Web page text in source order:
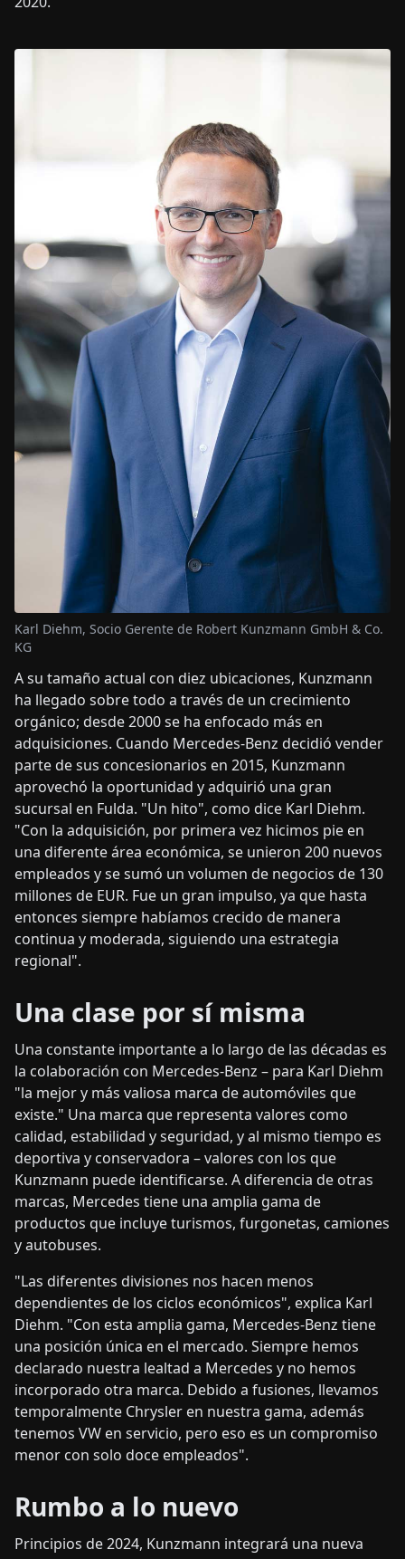
Karl Diehm, Socio Gerente de Robert Kunzmann GmbH & Co.
KG
A su tamaño actual con diez ubicaciones, Kunzmann
ha llegado sobre todo a través de un crecimiento
orgánico; desde 2000 se ha enfocado más en
adquisiciones. Cuando Mercedes-Benz decidió vender
parte de sus concesionarios en 2015, Kunzmann
aprovechó la oportunidad y adquirió una gran
sucursal en Fulda. "Un hito", como dice Karl Diehm.
"Con la adquisición, por primera vez hicimos pie en
una diferente área económica, se unieron 200 nuevos
empleados y se sumó un volumen de negocios de 130
millones de EUR. Fue un gran impulso, ya que hasta
entonces siempre habíamos crecido de manera
continua y moderada, siguiendo una estrategia
regional".
Una clase por sí misma
Una constante importante a lo largo de las décadas es
la colaboración con Mercedes-Benz – para Karl Diehm
"la mejor y más valiosa marca de automóviles que
existe." Una marca que representa valores como
calidad, estabilidad y seguridad, y al mismo tiempo es
deportiva y conservadora – valores con los que
Kunzmann puede identificarse. A diferencia de otras
marcas, Mercedes tiene una amplia gama de
productos que incluye turismos, furgonetas, camiones
y autobuses.
"Las diferentes divisiones nos hacen menos
dependientes de los ciclos económicos", explica Karl
Diehm. "Con esta amplia gama, Mercedes-Benz tiene
una posición única en el mercado. Siempre hemos
declarado nuestra lealtad a Mercedes y no hemos
incorporado otra marca. Debido a fusiones, llevamos
temporalmente Chrysler en nuestra gama, además
tenemos VW en servicio, pero eso es un compromiso
menor con solo doce empleados".
Rumbo a lo nuevo
Principios de 2024, Kunzmann integrará una nueva